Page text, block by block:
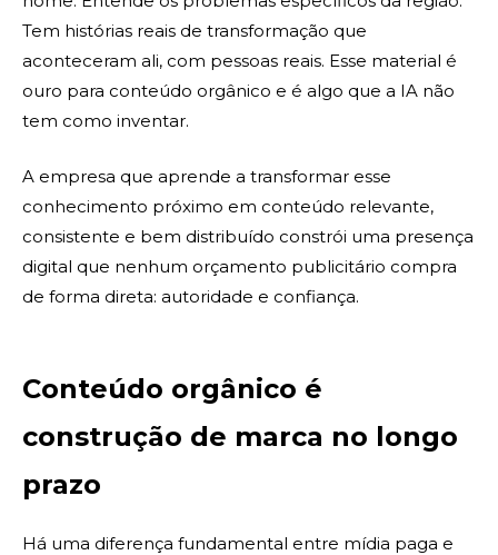
Tem histórias reais de transformação que
aconteceram ali, com pessoas reais. Esse material é
ouro para conteúdo orgânico e é algo que a IA não
tem como inventar.
A empresa que aprende a transformar esse
conhecimento próximo em conteúdo relevante,
consistente e bem distribuído constrói uma presença
digital que nenhum orçamento publicitário compra
de forma direta: autoridade e confiança.
Conteúdo orgânico é
construção de marca no longo
prazo
Há uma diferença fundamental entre mídia paga e